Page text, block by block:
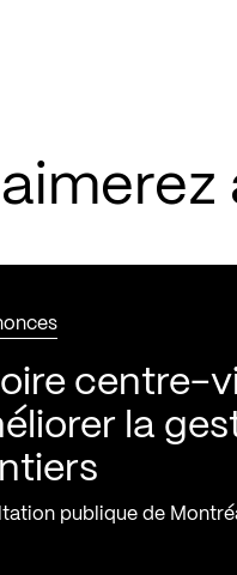
centre-
la
publique de